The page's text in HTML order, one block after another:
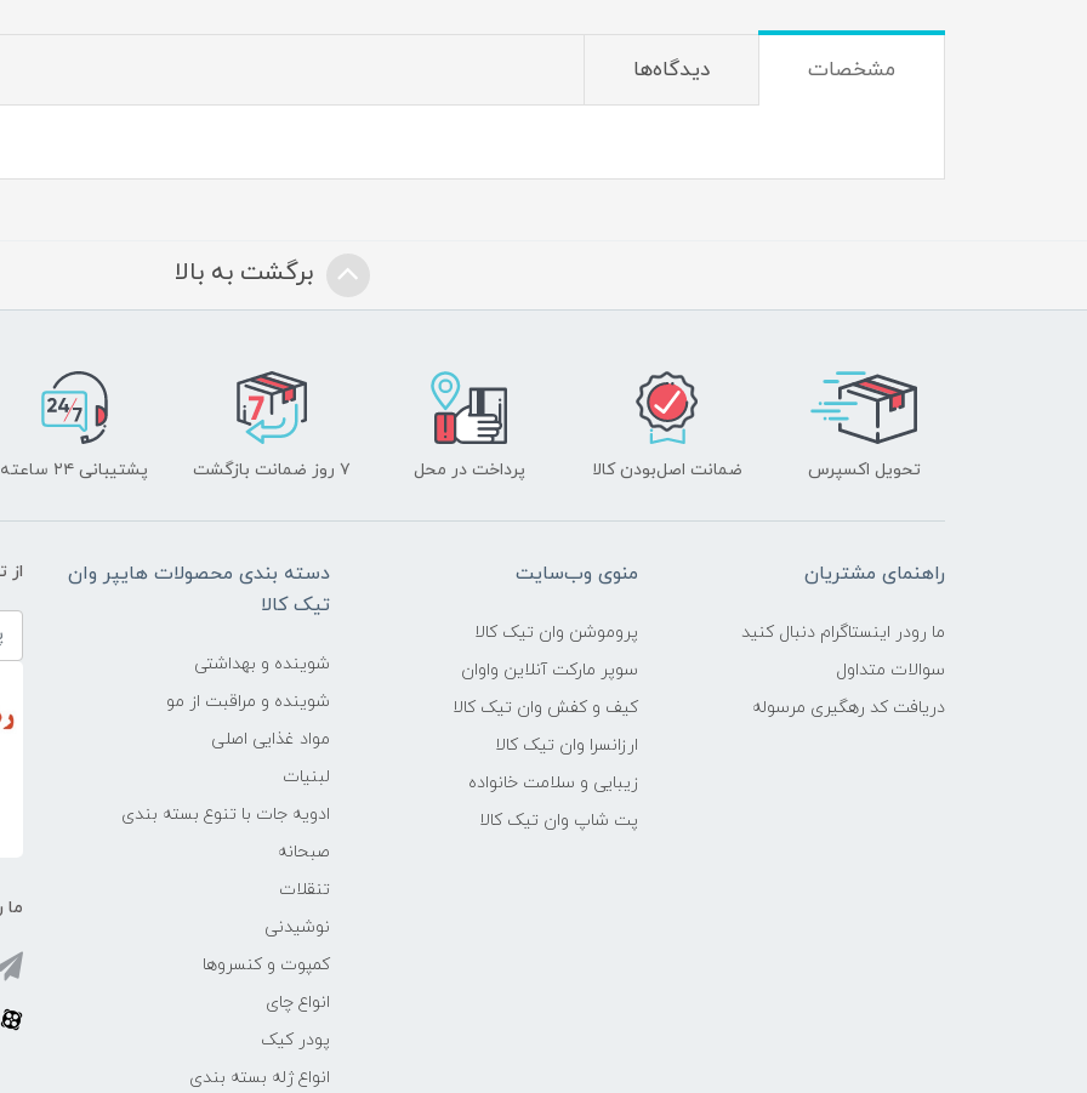
مشخصات دیدگاه‌ها
برگشت به بالا
تحویل اکسپرس ضمانت اصل‌بودن کالا پرداخت در محل ۷ روز ضمانت بازگشت پشتیبانی ۲۴ ساعته
راهنمای مشتریان
ما رودر اینستاگرام دنبال کنید
سوالات متداول
دریافت کد رهگیری مرسوله
منوی وب‌سایت
پروموشن وان تیک کالا
سوپر مارکت آنلاین واوان
کیف و کفش وان تیک کالا
ارزانسرا وان تیک کالا
زیبایی و سلامت خانواده
پت شاپ وان تیک کالا
دسته بندی محصولات هایپر وان
تیک کالا
شوینده و بهداشتی
شوینده و مراقبت از مو
مواد غذایی اصلی
لبنیات
ادویه جات با تنوع بسته بندی
صبحانه
تنقلات
نوشیدنی
کمپوت و کنسروها
انواع چای
پودر کیک
انواع ژله بسته بندی
از
ما